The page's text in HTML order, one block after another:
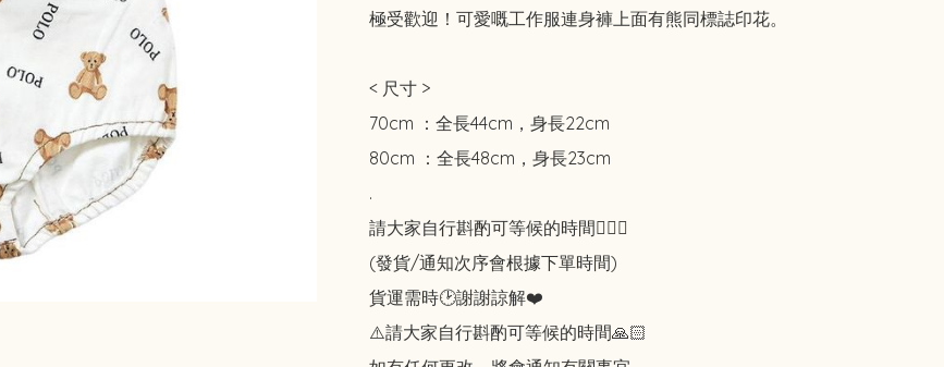
極受歡迎！可愛嘅工作服連身褲上面有熊同標誌印花。
< 尺寸 >
70cm ：全長44cm，身長22cm
80cm ：全長48cm，身長23cm
.
請大家自行斟酌可等候的時間🙇🏻‍♀️
(發貨/通知次序會根據下單時間)
貨運需時🕑謝謝諒解❤️
⚠️請大家自行斟酌可等候的時間🙏🏻